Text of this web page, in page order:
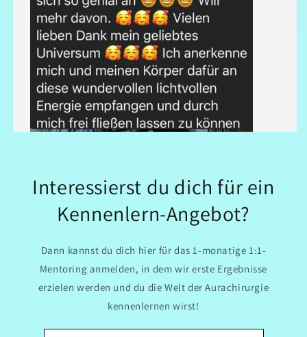
Interessierst du dich für ein
Kennenlern-Angebot?
Dann kannst du dich hier für das 1-monatige 1:1-
Mentoring anmelden, in dem wir erste Ergebnisse
erzielen werden und du die Welt der Aurachirurgie
kennenlernen wirst!